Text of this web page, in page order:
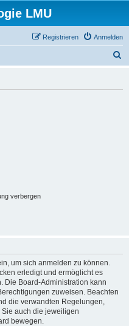
LMU
Anmelden
Registrieren
verbergen
um sich anmelden zu können.
erledigt und ermöglicht es
Die Board-Administration kann
zuweisen. Beachten
die verwandten Regelungen,
auch die jeweiligen
bewegen.